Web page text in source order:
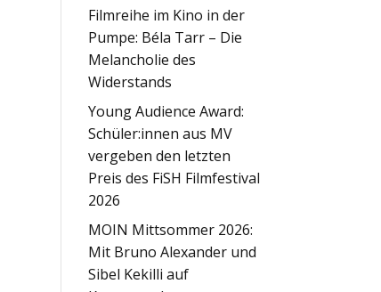
Filmreihe im Kino in der
Pumpe: Béla Tarr – Die
Melancholie des
Widerstands
Young Audience Award:
Schüler:innen aus MV
vergeben den letzten
Preis des FiSH Filmfestival
2026
MOIN Mittsommer 2026:
Mit Bruno Alexander und
Sibel Kekilli auf